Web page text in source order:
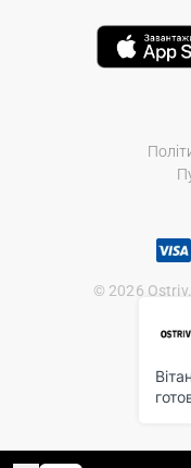
© 2026